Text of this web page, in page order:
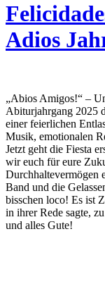
Adios
„Abios Amigos!“ –
Abiturjahrgang 2025
einer feierlichen
Musik, emotionalen
Jetzt geht die Fiesta
wir euch für eure
Durchhaltevermögen
Band und die
bisschen loco! Es ist
in ihrer Rede sagte,
und alles Gute!